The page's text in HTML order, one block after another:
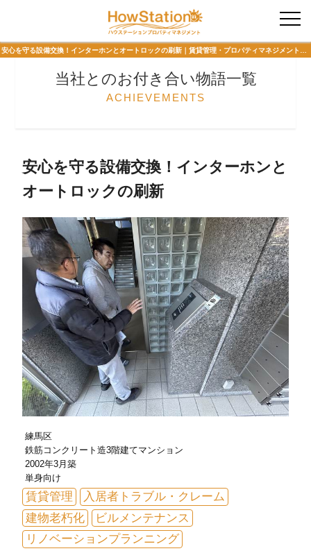
入居者様専用
当社とのお付き合い物語一覧
ACHIEVEMENTS
練馬区
鉄筋コンクリート造3階建てマンション
2002年3月築
単身向け
賃貸管理
入居者トラブル・クレーム
建物老朽化
ビルメンテナンス
リノベーションプランニング
安心を守る設備交換！インターホンと
オートロックの刷新